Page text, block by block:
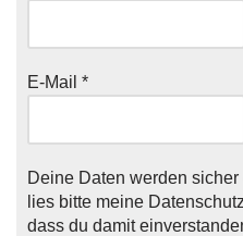
E-Mail *
Deine Daten werden
lies bitte meine
dass du damit